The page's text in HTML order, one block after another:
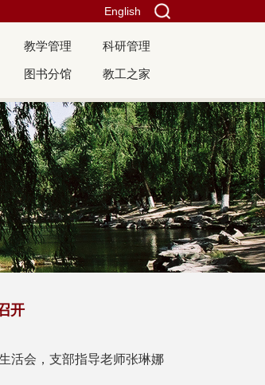
English
教学管理 科研管理
图书分馆 教工之家
开
活会，支部指导老师张琳娜